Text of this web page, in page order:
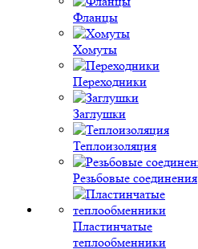
Фланцы
Хомуты
Переходники
Заглушки
Теплоизоляция
Резьбовые соединения
Пластинчатые
теплообменники